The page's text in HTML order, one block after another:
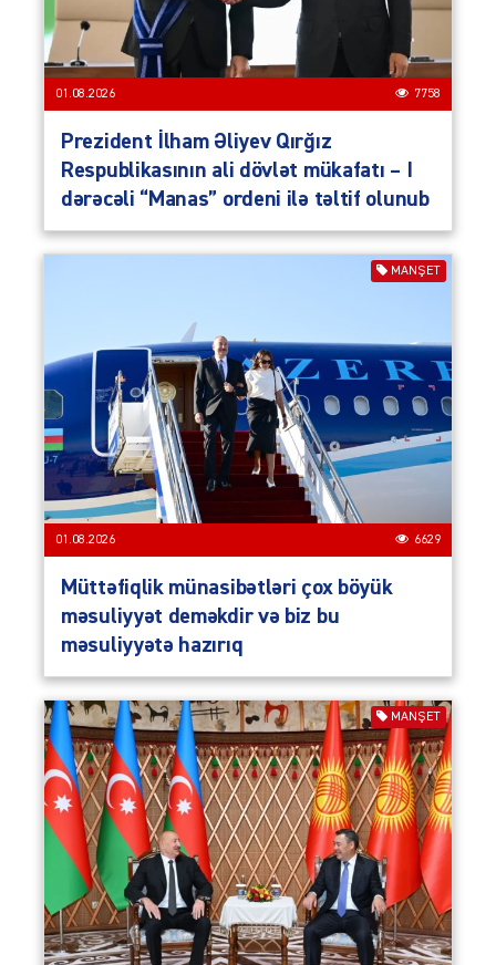
01.08.2026 7758
Prezident İlham Əliyev Qırğız
Respublikasının ali dövlət mükafatı – I
dərəcəli “Manas” ordeni ilə təltif olunub
MANŞET
01.08.2026 6629
Müttəfiqlik münasibətləri çox böyük
məsuliyyət deməkdir və biz bu
məsuliyyətə hazırıq
MANŞET